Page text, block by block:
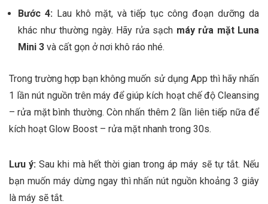
Bước 4: Lau khô mặt, và tiếp tục công đoạn dưỡng da
khác như thường ngày. Hãy rửa sạch máy rửa mặt Luna
Mini 3 và cất gọn ở nơi khô ráo nhé.
Trong trường hợp bạn không muốn sử dụng App thì hãy nhấn
1 lần nút nguồn trên máy để giúp kích hoạt chế độ Cleansing
– rửa mặt bình thường. Còn nhấn thêm 2 lần liên tiếp nữa để
kích hoạt Glow Boost – rửa mặt nhanh trong 30s.
Lưu ý: Sau khi mà hết thời gian trong áp máy sẽ tự tắt. Nếu
bạn muốn máy dừng ngay thì nhấn nút nguồn khoảng 3 giây
là máy sẽ tắt.